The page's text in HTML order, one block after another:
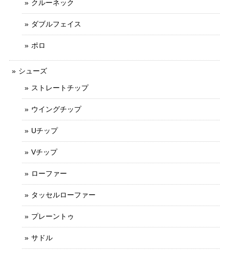
クルーネック
ダブルフェイス
ポロ
シューズ
ストレートチップ
ウイングチップ
Uチップ
Vチップ
ローファー
タッセルローファー
プレーントゥ
サドル